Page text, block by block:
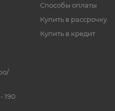
190
Способы оплаты
Купить в рассрочку
Купить в кредит